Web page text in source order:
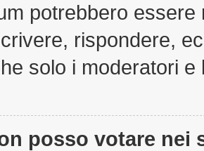
potrebbero
rispondere,
solo i moderatori
posso votare nei